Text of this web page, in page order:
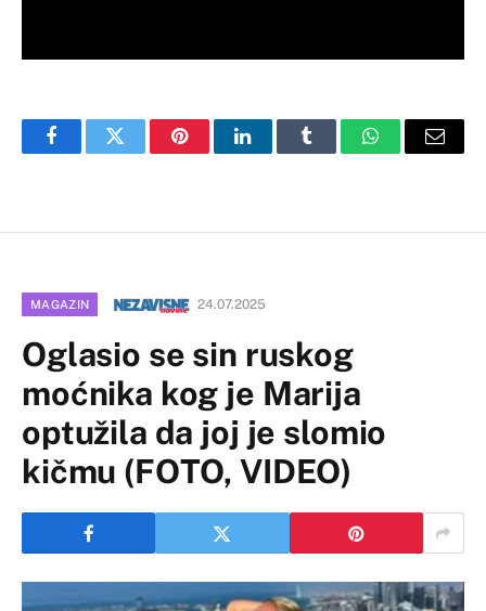
FacebookTwitter PinterestLinkedInTumblr WhatsAppEmail
MAGAZIN 24.07.2025
Oglasio se sin ruskog
moćnika kog je Marija
optužila da joj je slomio
kičmu (FOTO, VIDEO)